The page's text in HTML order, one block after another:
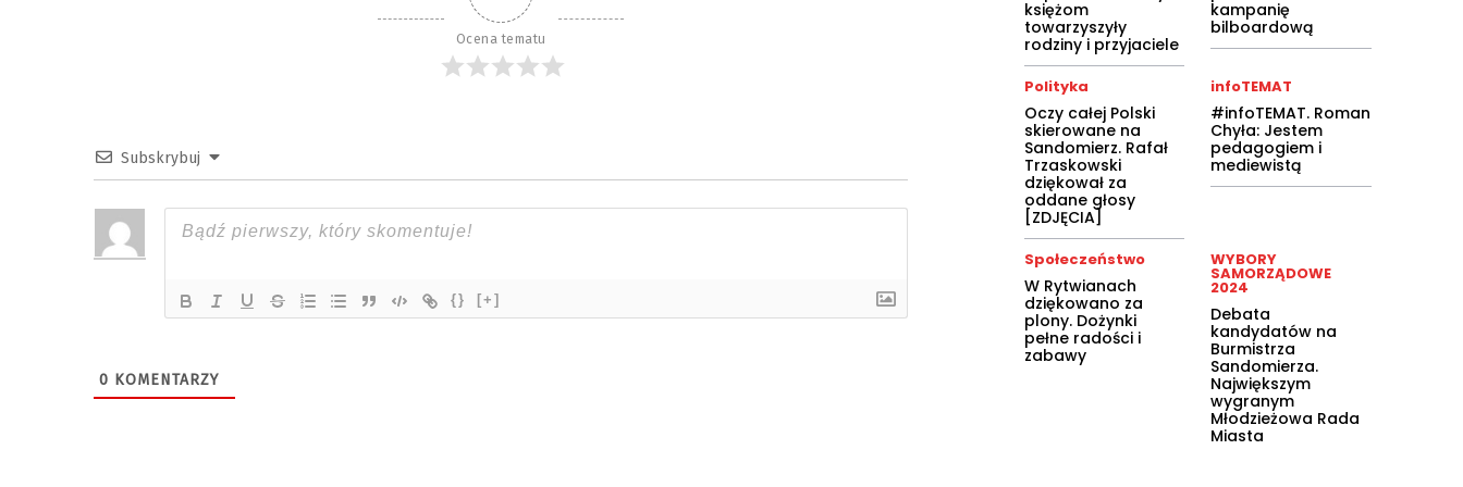
Ocena tematu
Subskrybuj
{} [+]
0 KOMENTARZY
księżom
towarzyszyły
rodziny i przyjaciele
kampanię
bilboardową
Polityka
Oczy całej Polski
skierowane na
Sandomierz. Rafał
Trzaskowski
dziękował za
oddane głosy
[ZDJĘCIA]
infoTEMAT
#infoTEMAT. Roman
Chyła: Jestem
pedagogiem i
mediewistą
Społeczeństwo
W Rytwianach
dziękowano za
plony. Dożynki
pełne radości i
zabawy
WYBORY
SAMORZĄDOWE
2024
Debata
kandydatów na
Burmistrza
Sandomierza.
Największym
wygranym
Młodzieżowa Rada
Miasta